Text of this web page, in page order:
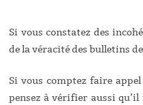
Si vous constatez des
de la véracité des bulletins
Si vous comptez faire
pensez à vérifier aussi qu’il